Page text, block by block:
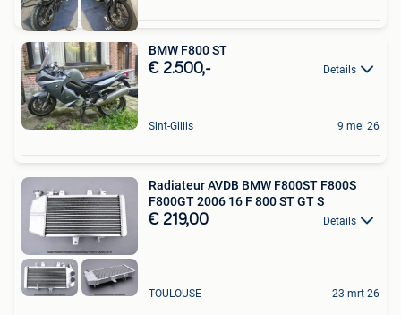
BMW F800 ST
€ 2.500,- Details
Sint-Gillis 9 mei 26
Radiateur AVDB BMW F800ST F800S
F800GT 2006 16 F 800 ST GT S
€ 219,00 Details
TOULOUSE 23 mrt 26